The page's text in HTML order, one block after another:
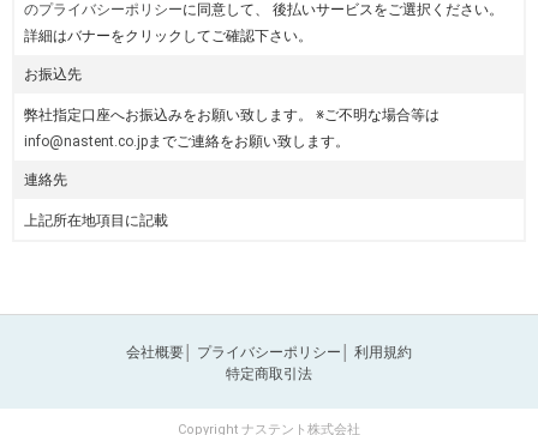
のプライバシーポリシーに同意して、 後払いサービスをご選択ください。
詳細はバナーをクリックしてご確認下さい。
お振込先
弊社指定口座へお振込みをお願い致します。 ※ご不明な場合等は
info@nastent.co.jpまでご連絡をお願い致します。
連絡先
上記所在地項目に記載
会社概要 プライバシーポリシー
利用規約
特定商取引法
Copyright ナステント株式会社